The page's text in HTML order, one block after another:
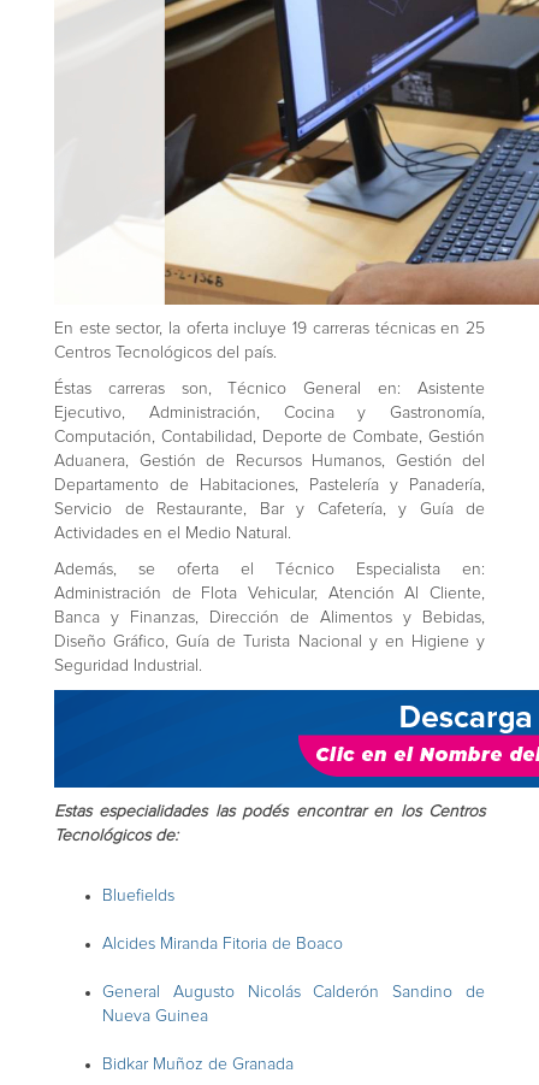
En este sector, la oferta incluye 19 carreras técnicas en 25
Centros Tecnológicos del país.
Éstas carreras son, Técnico General en: Asistente
Ejecutivo, Administración, Cocina y Gastronomía,
Computación, Contabilidad, Deporte de Combate, Gestión
Aduanera, Gestión de Recursos Humanos, Gestión del
Departamento de Habitaciones, Pastelería y Panadería,
Servicio de Restaurante, Bar y Cafetería, y Guía de
Actividades en el Medio Natural.
Además, se oferta el Técnico Especialista en:
Administración de Flota Vehicular, Atención Al Cliente,
Banca y Finanzas, Dirección de Alimentos y Bebidas,
Diseño Gráfico, Guía de Turista Nacional y en Higiene y
Seguridad Industrial.
Estas especialidades las podés encontrar en los Centros
Tecnológicos de:
Bluefields
Alcides Miranda Fitoria de Boaco
General Augusto Nicolás Calderón Sandino de
Nueva Guinea
Bidkar Muñoz de Granada